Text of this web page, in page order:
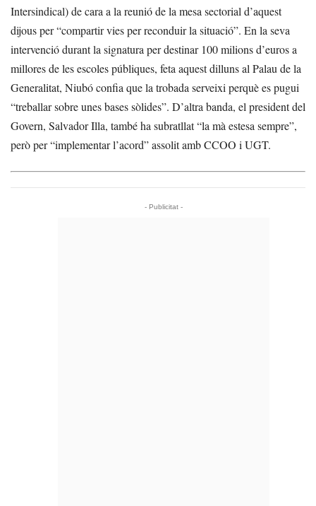
Intersindical) de cara a la reunió de la mesa sectorial d’aquest
dijous per “compartir vies per reconduir la situació”. En la seva
intervenció durant la signatura per destinar 100 milions d’euros a
millores de les escoles públiques, feta aquest dilluns al Palau de la
Generalitat, Niubó confia que la trobada serveixi perquè es pugui
“treballar sobre unes bases sòlides”. D’altra banda, el president del
Govern, Salvador Illa, també ha subratllat “la mà estesa sempre”,
però per “implementar l’acord” assolit amb CCOO i UGT.
- Publicitat -